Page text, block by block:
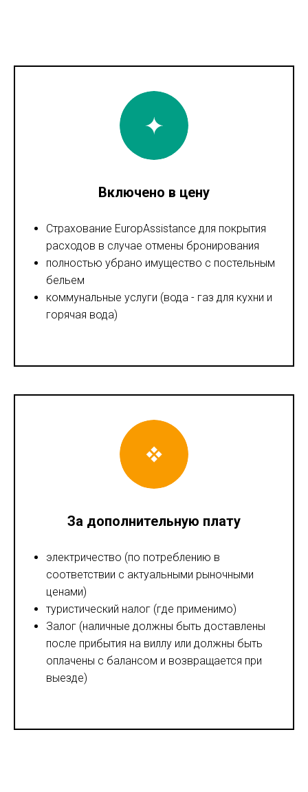
Включено в цену
Страхование EuropAssistance для покрытия
расходов в случае отмены бронирования
полностью убрано имущество с постельным
бельем
коммунальные услуги (вода - газ для кухни и
горячая вода)
За дополнительную плату
электричество (по потреблению в
соответствии с актуальными рыночными
ценами)
туристический налог (где применимо)
Залог (наличные должны быть доставлены
после прибытия на виллу или должны быть
оплачены с балансом и возвращается при
выезде)